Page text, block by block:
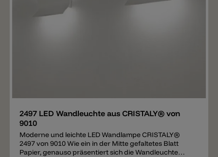
2497 LED Wandleuchte aus CRISTALY® von
9010
Moderne und leichte LED Wandlampe CRISTALY®
2497 von 9010 Wie ein in der Mitte gefaltetes Blatt
Papier, genauso präsentiert sich die Wandleuchte